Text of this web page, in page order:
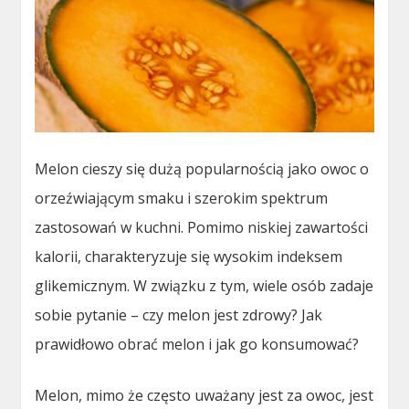
Melon cieszy się dużą popularnością jako owoc o
orzeźwiającym smaku i szerokim spektrum
zastosowań w kuchni. Pomimo niskiej zawartości
kalorii, charakteryzuje się wysokim indeksem
glikemicznym. W związku z tym, wiele osób zadaje
sobie pytanie – czy melon jest zdrowy? Jak
prawidłowo obrać melon i jak go konsumować?
Melon, mimo że często uważany jest za owoc, jest